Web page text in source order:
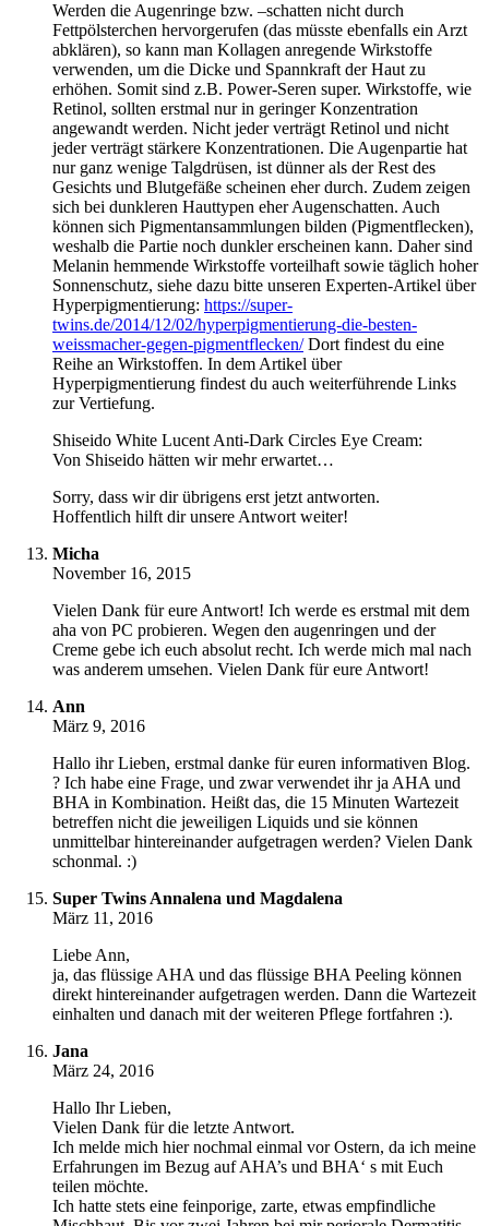
Werden die Augenringe bzw. –schatten nicht durch
Fettpölsterchen hervorgerufen (das müsste ebenfalls ein Arzt
abklären), so kann man Kollagen anregende Wirkstoffe
verwenden, um die Dicke und Spannkraft der Haut zu
erhöhen. Somit sind z.B. Power-Seren super. Wirkstoffe, wie
Retinol, sollten erstmal nur in geringer Konzentration
angewandt werden. Nicht jeder verträgt Retinol und nicht
jeder verträgt stärkere Konzentrationen. Die Augenpartie hat
nur ganz wenige Talgdrüsen, ist dünner als der Rest des
Gesichts und Blutgefäße scheinen eher durch. Zudem zeigen
sich bei dunkleren Hauttypen eher Augenschatten. Auch
können sich Pigmentansammlungen bilden (Pigmentflecken),
weshalb die Partie noch dunkler erscheinen kann. Daher sind
Melanin hemmende Wirkstoffe vorteilhaft sowie täglich hoher
Sonnenschutz, siehe dazu bitte unseren Experten-Artikel über
Hyperpigmentierung: https://super-
twins.de/2014/12/02/hyperpigmentierung-die-besten-
weissmacher-gegen-pigmentflecken/Dort findest du eine
Reihe an Wirkstoffen. In dem Artikel über
Hyperpigmentierung findest du auch weiterführende Links
zur Vertiefung.
Shiseido White Lucent Anti-Dark Circles Eye Cream:
Von Shiseido hätten wir mehr erwartet…
Sorry, dass wir dir übrigens erst jetzt antworten.
Hoffentlich hilft dir unsere Antwort weiter!
Micha
November 16, 2015
Vielen Dank für eure Antwort! Ich werde es erstmal mit dem
aha von PC probieren. Wegen den augenringen und der
Creme gebe ich euch absolut recht. Ich werde mich mal nach
was anderem umsehen. Vielen Dank für eure Antwort!
Ann
März 9, 2016
Hallo ihr Lieben, erstmal danke für euren informativen Blog.
? Ich habe eine Frage, und zwar verwendet ihr ja AHA und
BHA in Kombination. Heißt das, die 15 Minuten Wartezeit
betreffen nicht die jeweiligen Liquids und sie können
unmittelbar hintereinander aufgetragen werden? Vielen Dank
schonmal. :)
Super Twins Annalena und Magdalena
März 11, 2016
Liebe Ann,
ja, das flüssige AHA und das flüssige BHA Peeling können
direkt hintereinander aufgetragen werden. Dann die Wartezeit
einhalten und danach mit der weiteren Pflege fortfahren :).
Jana
März 24, 2016
Hallo Ihr Lieben,
Vielen Dank für die letzte Antwort.
Ich melde mich hier nochmal einmal vor Ostern, da ich meine
Erfahrungen im Bezug auf AHA’s und BHA‘ s mit Euch
teilen möchte.
Ich hatte stets eine feinporige, zarte, etwas empfindliche